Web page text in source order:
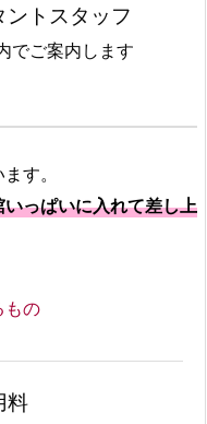
ントスタッフ
でご案内します
す。
っぱいに入れて差し上
の
料